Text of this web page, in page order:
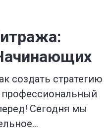
создать стратегию
Сегодня мы